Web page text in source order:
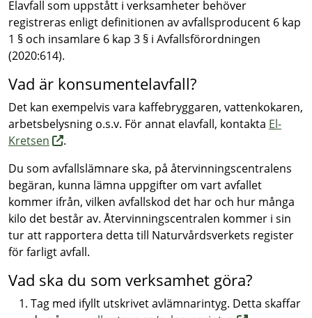
Elavfall som uppstått i verksamheter behöver
registreras enligt definitionen av avfallsproducent 6 kap
1 § och insamlare 6 kap 3 § i Avfallsförordningen
(2020:614).
Vad är konsumentelavfall?
Det kan exempelvis vara kaffebryggaren, vattenkokaren,
arbetsbelysning o.s.v. För annat elavfall, kontakta El-
Kretsen
.
Du som avfallslämnare ska, på återvinningscentralens
begäran, kunna lämna uppgifter om vart avfallet
kommer ifrån, vilken avfallskod det har och hur många
kilo det består av. Återvinningscentralen kommer i sin
tur att rapportera detta till Naturvårdsverkets register
för farligt avfall.
Vad ska du som verksamhet göra?
Tag med ifyllt utskrivet avlämnarintyg. Detta skaffar